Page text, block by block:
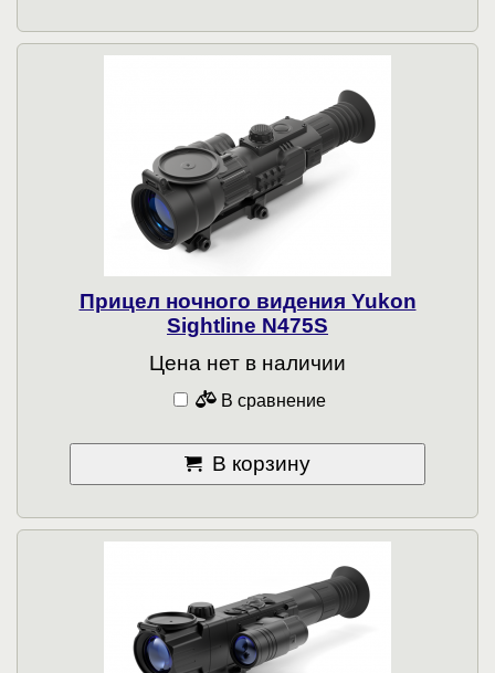
Прицел ночного видения Yukon
Sightline N475S
Цена нет в наличии
В сравнение
В корзину